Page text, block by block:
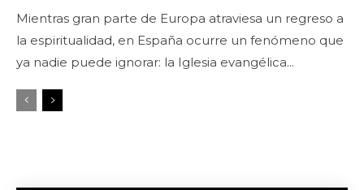
Mientras gran parte de Europa atraviesa un regreso a
la espiritualidad, en España ocurre un fenómeno que
ya nadie puede ignorar: la Iglesia evangélica...